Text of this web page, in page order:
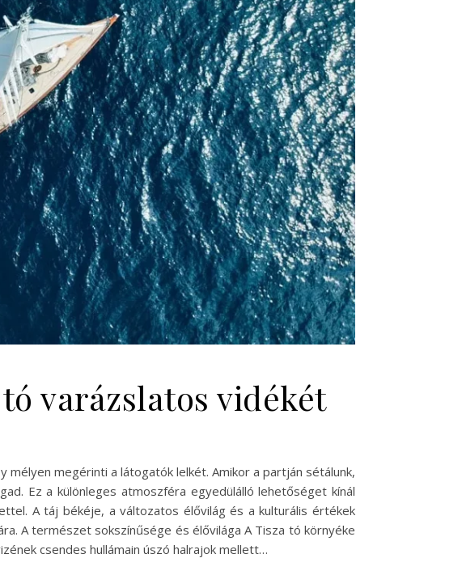
varázslatos vidékét
megérinti a látogatók lelkét. Amikor a partján sétálunk,
Ez a különleges atmoszféra egyedülálló lehetőséget kínál
A táj békéje, a változatos élővilág és a kulturális értékek
A természet sokszínűsége és élővilága A Tisza tó környéke
csendes hullámain úszó halrajok mellett…